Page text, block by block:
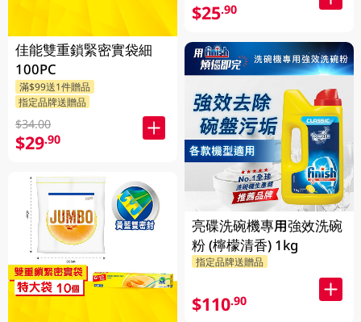
佳能雙重鎖緊密實袋細
100PC
滿$99送1件贈品
指定品牌送贈品
$34.00
$29.90
$25.90
亮碟洗碗機專用強效洗碗
粉 (檸檬清香) 1kg
指定品牌送贈品
$110.90